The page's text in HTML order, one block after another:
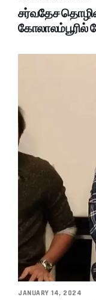
சர்வதேச
JANUARY 14, 2024